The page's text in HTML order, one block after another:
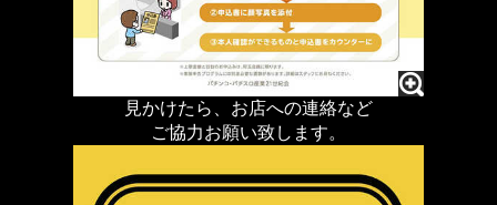
見かけたら、お店への連絡など
ご協力お願い致します。